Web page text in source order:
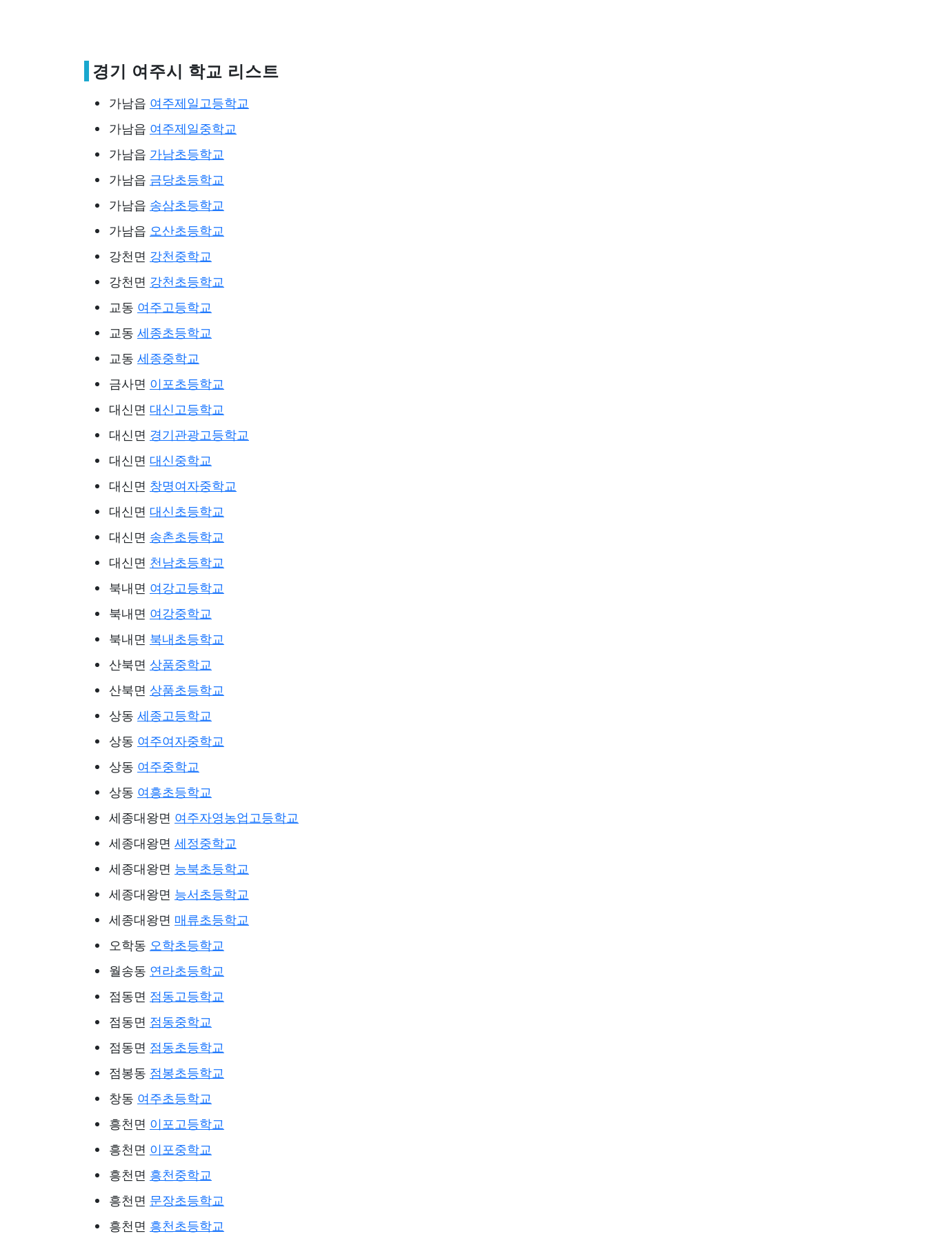
경기 여주시 학교 리스트
가남읍 여주제일고등학교
가남읍 여주제일중학교
가남읍 가남초등학교
가남읍 금당초등학교
가남읍 송삼초등학교
가남읍 오산초등학교
강천면 강천중학교
강천면 강천초등학교
교동 여주고등학교
교동 세종초등학교
교동 세종중학교
금사면 이포초등학교
대신면 대신고등학교
대신면 경기관광고등학교
대신면 대신중학교
대신면 창명여자중학교
대신면 대신초등학교
대신면 송촌초등학교
대신면 천남초등학교
북내면 여강고등학교
북내면 여강중학교
북내면 북내초등학교
산북면 상품중학교
산북면 상품초등학교
상동 세종고등학교
상동 여주여자중학교
상동 여주중학교
상동 여흥초등학교
세종대왕면 여주자영농업고등학교
세종대왕면 세정중학교
세종대왕면 능북초등학교
세종대왕면 능서초등학교
세종대왕면 매류초등학교
오학동 오학초등학교
월송동 연라초등학교
점동면 점동고등학교
점동면 점동중학교
점동면 점동초등학교
점봉동 점봉초등학교
창동 여주초등학교
흥천면 이포고등학교
흥천면 이포중학교
흥천면 흥천중학교
흥천면 문장초등학교
흥천면 흥천초등학교